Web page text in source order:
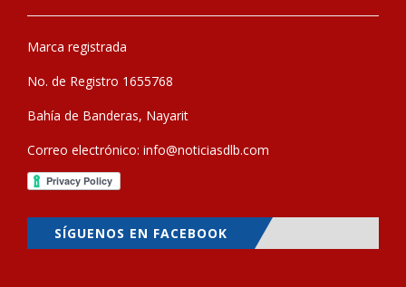
Marca registrada
No. de Registro 1655768
Bahía de Banderas, Nayarit
Correo electrónico: info@noticiasdlb.com
SÍGUENOS EN FACEBOOK